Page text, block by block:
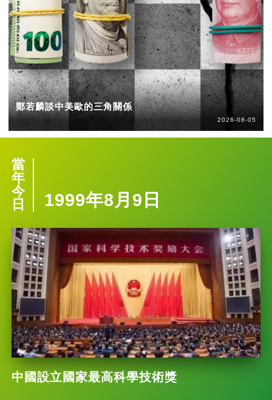
鄭若麟談中美歐的三角關係
2026-08-05
當
年
今
日
1999年8月9日
中國設立國家最高科學技術獎